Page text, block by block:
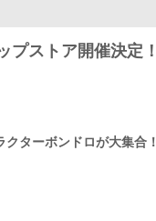
ストア開催決定！
ターボンドロが大集合！